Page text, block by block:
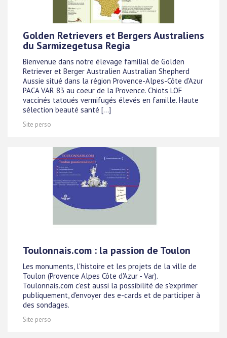
Golden Retrievers et Bergers Australiens
du Sarmizegetusa Regia
Bienvenue dans notre élevage familial de Golden
Retriever et Berger Australien Australian Shepherd
Aussie situé dans la région Provence-Alpes-Côte d'Azur
PACA VAR 83 au coeur de la Provence. Chiots LOF
vaccinés tatoués vermifugés élevés en famille. Haute
sélection beauté santé [...]
Site perso
Toulonnais.com : la passion de Toulon
Les monuments, l'histoire et les projets de la ville de
Toulon (Provence Alpes Côte d'Azur - Var).
Toulonnais.com c'est aussi la possibilité de s'exprimer
publiquement, d'envoyer des e-cards et de participer à
des sondages.
Site perso